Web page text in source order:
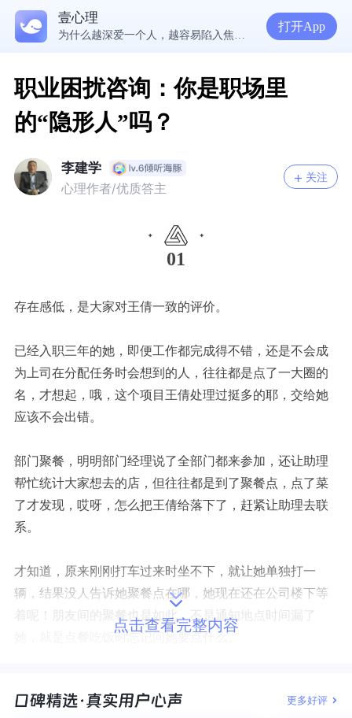
壹心理
5300万人在这里获得专业心理帮助
打开App
职业困扰咨询：你是职场里
的“隐形人”吗？
李建学
心理作者/优质答主
关注
01
存在感低， 是大家对王倩一致的评价。
已经入职三年的她，即便工作都完成得不错，还是不会成
为上司在分配任务时会想到的人，往往都是点了一大圈的
名，才想起，哦，这个项目王倩处理过挺多的耶，交给她
应该不会出错。
部门聚餐，明明部门经理说了全部门都来参加，还让助理
帮忙统计大家想去的店，但往往都是到了聚餐点，点了菜
了才发现，哎呀，怎么把王倩给落下了，赶紧让助理去联
系。
才知道，原来刚刚打车过来时坐不下，就让她单独打一
辆，结果没人告诉她聚餐点在哪，她现在还在公司楼下等
着呢！朋友间的聚餐也是如此，不是通知地点时间漏了
她，就是点餐吃饭时忘记问她要点什么。
少主张自己的想法，总在各种家庭决策中被自动归到多数
点击查看完整内容
更多好评